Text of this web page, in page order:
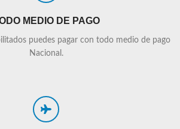
MEDIO DE PAGO
puedes pagar con todo medio de pago
Nacional.